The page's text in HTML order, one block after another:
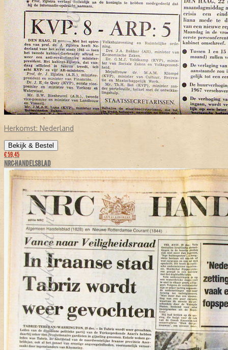
Herkomst: Nederland
Bekijk & Bestel
€ 59,45
NRC-HANDELSBLAD